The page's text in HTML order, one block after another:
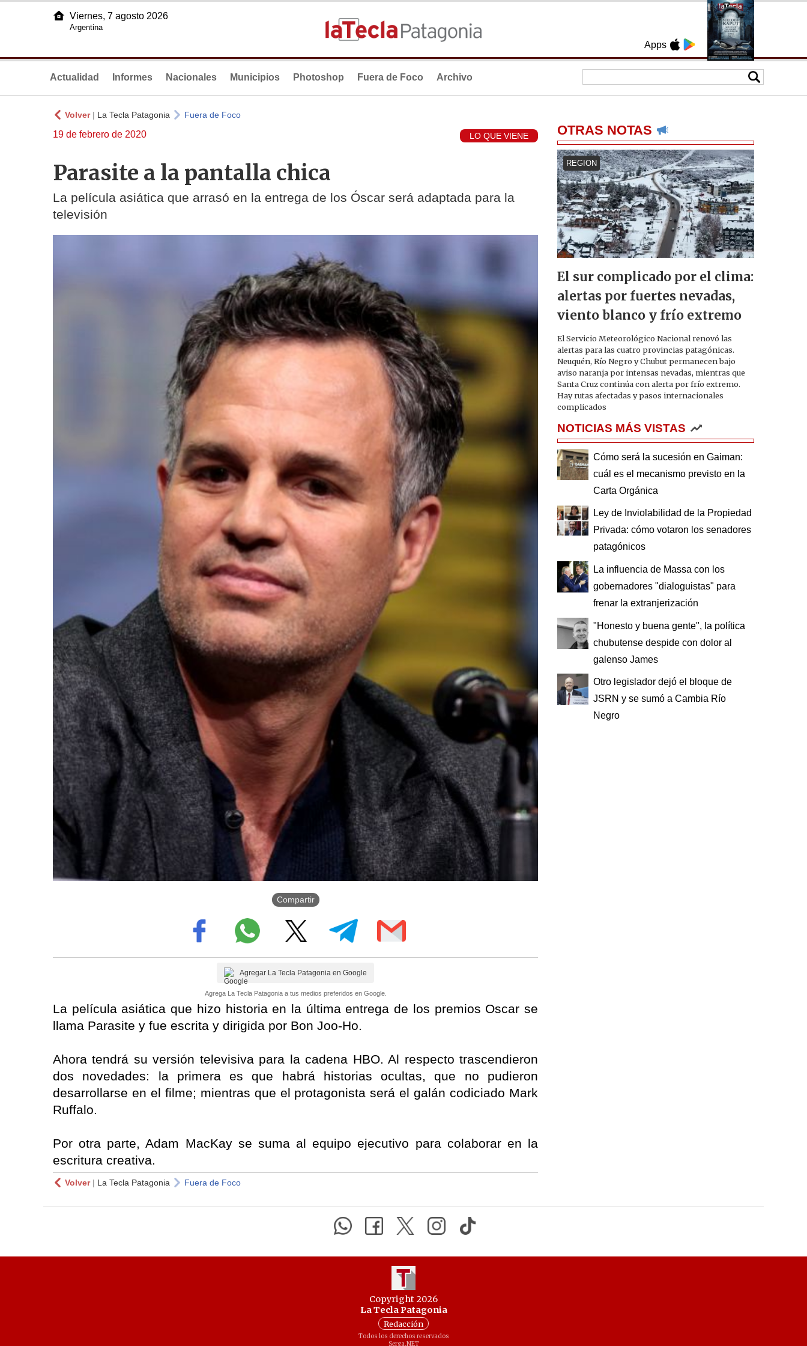
Apps
Viernes, 7 agosto 2026
Argentina
Actualidad Informes Nacionales Municipios Photoshop Fuera de Foco Archivo
Volver| La Tecla Patagonia Fuera de Foco
19 de febrero de 2020 LO QUE VIENE
Parasite a la pantalla chica
La película asiática que arrasó en la entrega de los Óscar será adaptada para la
televisión
Compartir
Agregar La Tecla Patagonia en Google
Agrega La Tecla Patagonia a tus medios preferidos en Google.
La película asiática que hizo historia en la última entrega de los premios Oscar se
llama Parasite y fue escrita y dirigida por Bon Joo-Ho.
Ahora tendrá su versión televisiva para la cadena HBO. Al respecto trascendieron
dos novedades: la primera es que habrá historias ocultas, que no pudieron
desarrollarse en el filme; mientras que el protagonista será el galán codiciado Mark
Ruffalo.
Por otra parte, Adam MacKay se suma al equipo ejecutivo para colaborar en la
escritura creativa.
Volver| La Tecla Patagonia Fuera de Foco
OTRAS NOTAS
REGION
El sur complicado por el clima:
alertas por fuertes nevadas,
viento blanco y frío extremo
El Servicio Meteorológico Nacional renovó las
alertas para las cuatro provincias patagónicas.
Neuquén, Río Negro y Chubut permanecen bajo
aviso naranja por intensas nevadas, mientras que
Santa Cruz continúa con alerta por frío extremo.
Hay rutas afectadas y pasos internacionales
complicados
NOTICIAS MÁS VISTAS
Cómo será la sucesión en Gaiman:
cuál es el mecanismo previsto en la
Carta Orgánica
Ley de Inviolabilidad de la Propiedad
Privada: cómo votaron los senadores
patagónicos
La influencia de Massa con los
gobernadores "dialoguistas" para
frenar la extranjerización
"Honesto y buena gente", la política
chubutense despide con dolor al
galenso James
Otro legislador dejó el bloque de
JSRN y se sumó a Cambia Río
Negro
Copyright 2026
La Tecla Patagonia
Redacción
Todos los derechos reservados
Serga.NET